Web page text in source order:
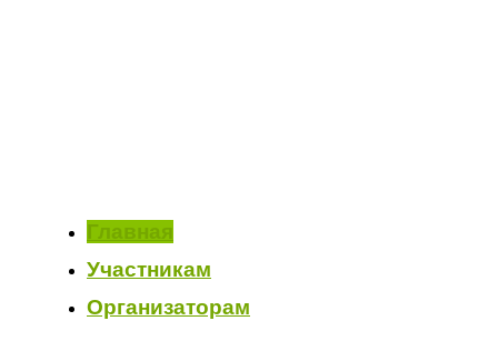
Главная
Участникам
Организаторам